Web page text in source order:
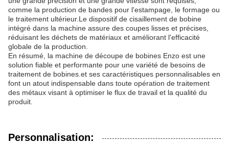
comme la production de bandes pour l'estampage, le formage ou
le traitement ultérieur.Le dispositif de cisaillement de bobine
intégré dans la machine assure des coupes lisses et précises,
réduisant les déchets de matériaux et améliorant l'efficacité
globale de la production.
En résumé, la machine de découpe de bobines Enzo est une
solution fiable et performante pour une variété de besoins de
traitement de bobines.et ses caractéristiques personnalisables en
font un atout indispensable dans toute opération de traitement
des métaux visant à optimiser le flux de travail et la qualité du
produit.
Personnalisation: